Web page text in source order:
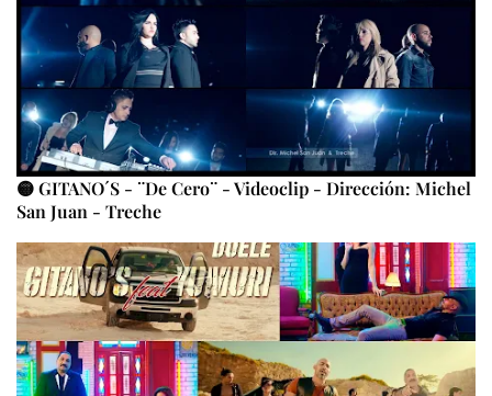
🟡 GITANO´S - ¨De Cero¨ - Videoclip - Dirección: Michel
San Juan - Treche